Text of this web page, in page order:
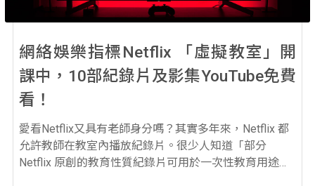
網絡娛樂指標Netflix 「虛擬教室」開
課中，10部紀錄片及影集YouTube免費
看！
愛看Netflix又具有老師身分嗎？其實多年來，Netflix 都
允許教師在教室內播放紀錄片。很少人知道「部分
Netflix 原創的教育性質紀錄片可用於一次性教育用途放